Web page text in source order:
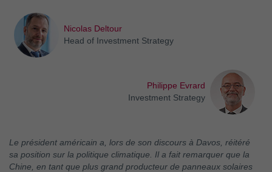
Nicolas Deltour
Head of Investment Strategy
Philippe Evrard
Investment Strategy
Le président américain a, lors de son discours à Davos, réitéré
sa position sur la politique climatique. Il a fait remarquer que la
Chine, en tant que plus grand producteur de panneaux solaires